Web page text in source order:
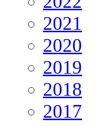
2021
2020
2019
2018
2017